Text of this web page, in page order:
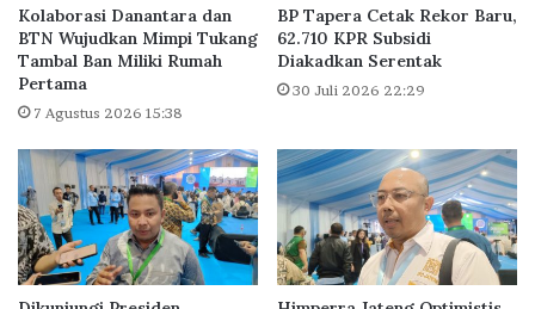
r
A
p
a
r
e
m
e
n
M
e
i
u
m
P
e
g
e
m
b
a
n
Kolaborasi Danantara dan
BTN Wujudkan Mimpi Tukang
Tambal Ban Miliki Rumah
Pertama
7 Agustus 2026 15:38
BP Tapera Cetak Rekor Baru,
62.710 KPR Subsidi
Diakadkan Serentak
30 Juli 2026 22:29